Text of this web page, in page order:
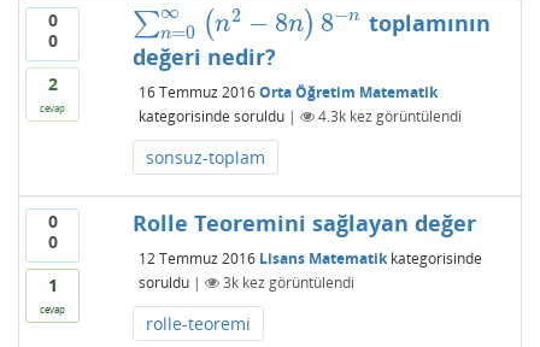
0
0
2
cevap
∑∞
n=0 (n2 − 8n) 8−n
∑n=0∞ n2− 8n) 8−n
toplamının
değeri nedir?
16 Temmuz 2016 Orta Öğretim Matematik
kategorisinde soruldu | 4.3kkez görüntülendi
sonsuz-toplam
0
0
1
cevap
Rolle Teoremini sağlayan değer
12 Temmuz 2016 Lisans Matematikkategorisinde
soruldu | 3kkez görüntülendi
rolle-teoremi